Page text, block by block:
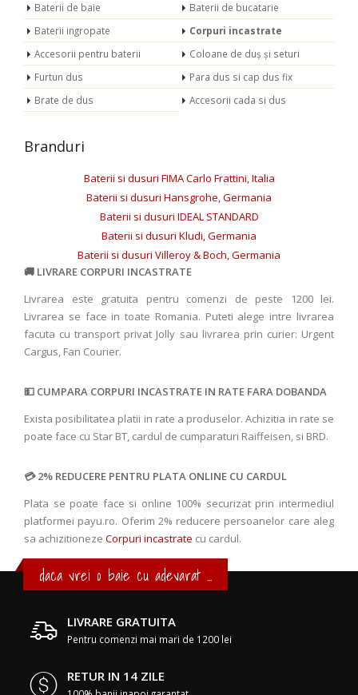
Baterii de baie
Baterii de bucatarie
Baterii ingropate
Corpuri incastrate
Accesorii pentru baterii
Coloane de duș și seturi
Furtun dus
Para dus si cap dus fix
Brate de dus
Accesorii cada si dus
Branduri
Baterii si dusuri FIMA Carlo Frattini, Italia
Baterii si dusuri Hansgrohe, Germania
Baterii si dusuri IDEAL STANDARD
Baterii si dusuri Kludi, Germania
Baterii si dusuri Villeroy & Boch, Germania
LIVRARE CORPURI INCASTRATE
Livrarea este gratuita pentru comenzi de peste 1200 lei.
Livrarea se face in toate Romania. Puteti alege intre livrarea
facuta cu transport privat Jolly sau livrarea prin curier: Urgent
Cargus, Fan Courier.
CUMPARA CORPURI INCASTRATE IN RATE FARA DOBANDA
Exista posibilitatea platii in rate a produselor. Achizitia in rate se
poate face cu Star BT, cardul de cumparaturi Raiffeisen, si BRD.
2% REDUCERE PENTRU PLATA ONLINE CU CARDUL
Plata se poate face si online 100% securizat prin intermediul
platformei payu.ro. Oferim 2% reducere persoanelor care aleg
sa achizitioneze Corpuri incastrate cu cardul.
daca vrei o baie cu adevarat ...
LIVRARE GRATUITA
Pentru comenzi mai mari de 1200 lei
RETUR IN 14 ZILE